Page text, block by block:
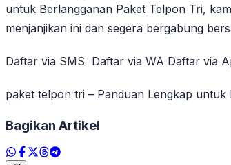
untuk Berlangganan Paket Telpon Tri,
menjanjikan ini dan segera bergabung
Daftar via SMS Daftar via WA Daftar via
paket telpon tri – Panduan Lengkap
Bagikan Artikel